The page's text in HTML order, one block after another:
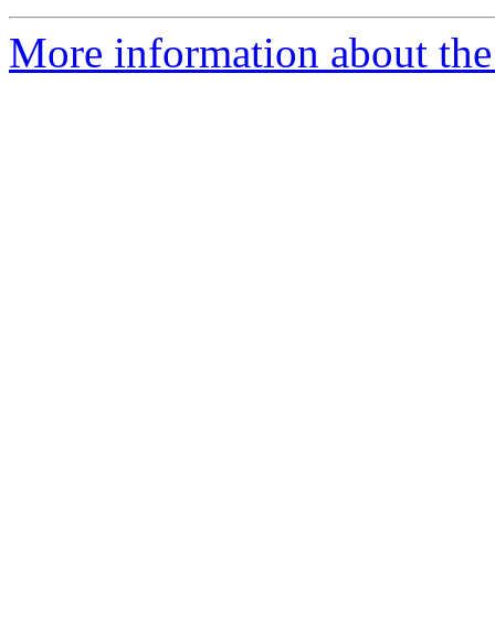
More information about